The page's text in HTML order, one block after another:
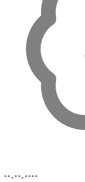
--.--.----